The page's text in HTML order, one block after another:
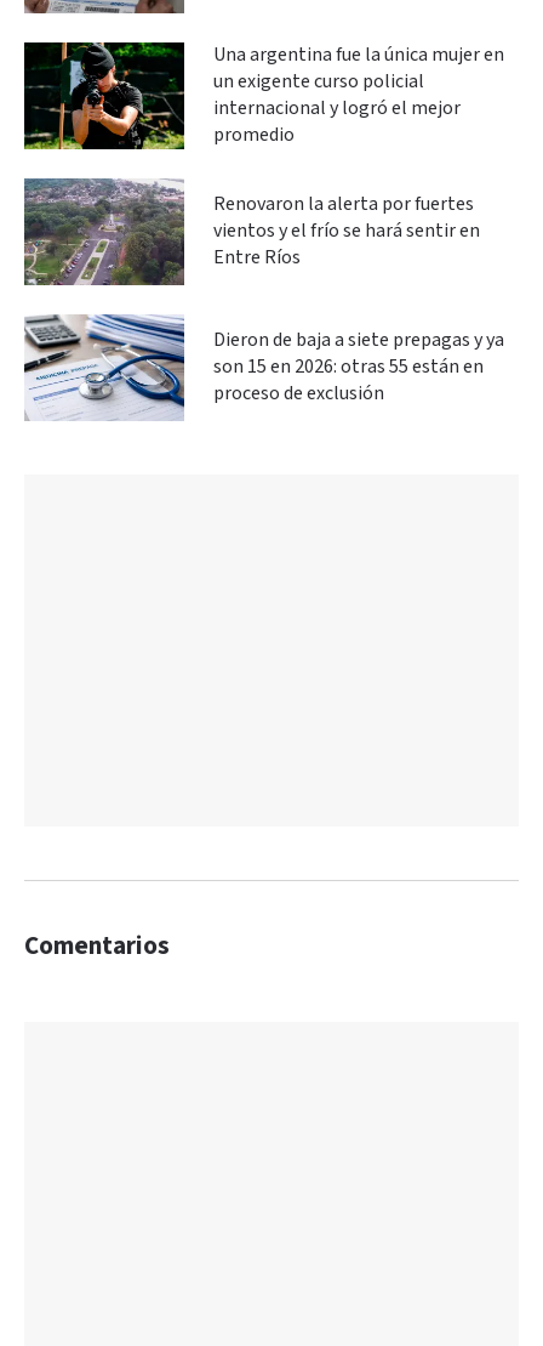
Una argentina fue la única mujer en
un exigente curso policial
internacional y logró el mejor
promedio
Renovaron la alerta por fuertes
vientos y el frío se hará sentir en
Entre Ríos
Dieron de baja a siete prepagas y ya
son 15 en 2026: otras 55 están en
proceso de exclusión
Comentarios